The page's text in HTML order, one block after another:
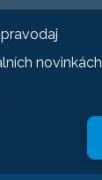
novinkách